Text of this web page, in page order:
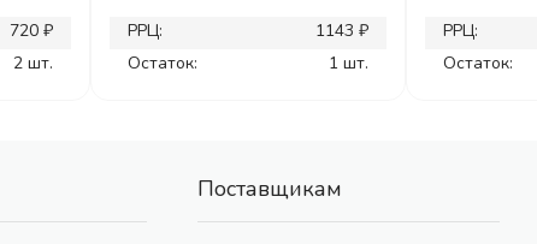
720 ₽
2 шт.
РРЦ:
1143 ₽
Остаток:
1 шт.
РРЦ:
Остаток:
Поставщикам